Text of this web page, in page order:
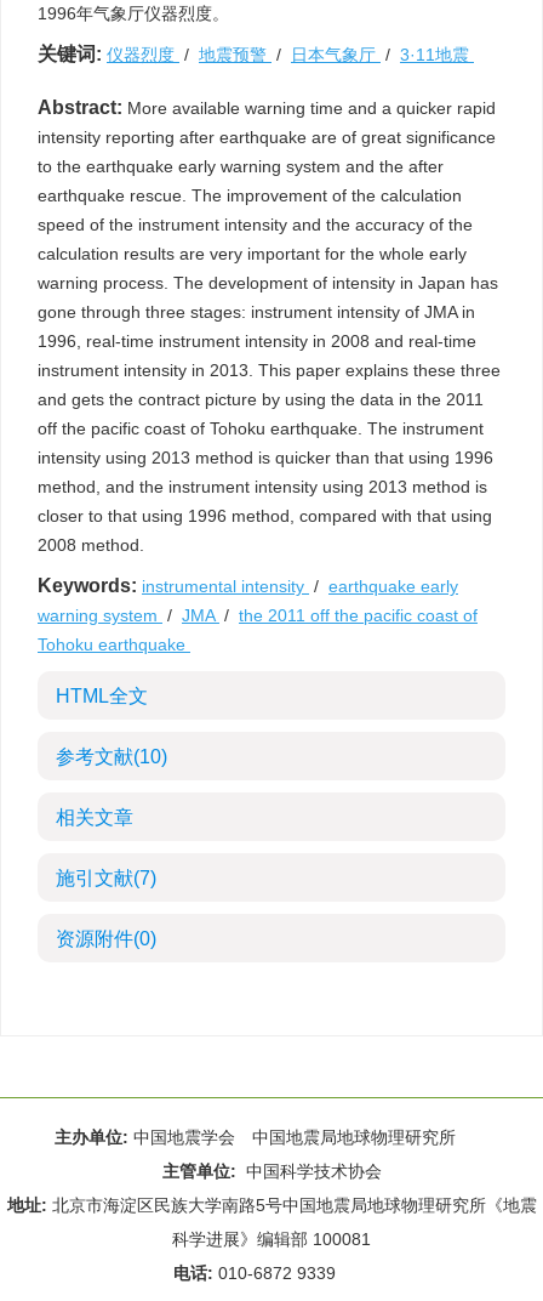
1996年气象厅仪器烈度。
关键词: 仪器烈度 / 地震预警 / 日本气象厅 / 3·11地震
Abstract: More available warning time and a quicker rapid
intensity reporting after earthquake are of great significance
to the earthquake early warning system and the after
earthquake rescue. The improvement of the calculation
speed of the instrument intensity and the accuracy of the
calculation results are very important for the whole early
warning process. The development of intensity in Japan has
gone through three stages: instrument intensity of JMA in
1996, real-time instrument intensity in 2008 and real-time
instrument intensity in 2013. This paper explains these three
and gets the contract picture by using the data in the 2011
off the pacific coast of Tohoku earthquake. The instrument
intensity using 2013 method is quicker than that using 1996
method, and the instrument intensity using 2013 method is
closer to that using 1996 method, compared with that using
2008 method.
Keywords: instrumental intensity / earthquake early
warning system / JMA / the 2011 off the pacific coast of
Tohoku earthquake
HTML全文
参考文献(10)
相关文章
施引文献(7)
资源附件(0)
主办单位: 中国地震学会 中国地震局地球物理研究所
主管单位: 中国科学技术协会
地址: 北京市海淀区民族大学南路5号中国地震局地球物理研究所《地震
科学进展》编辑部 100081
电话: 010-6872 9339